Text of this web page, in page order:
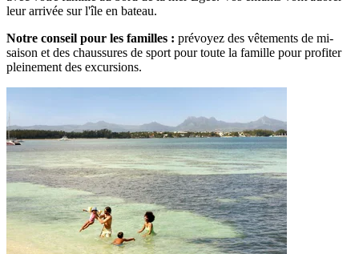
leur arrivée sur l'île en bateau.
Notre conseil pour les familles : prévoyez des vêtements de mi-
saison et des chaussures de sport pour toute la famille pour profiter
pleinement des excursions.